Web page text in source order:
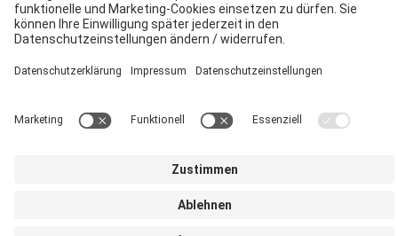
Hosokawa Alpine Solids
Hosokawa Alpine Powders
Hosokawa Alpine Blueserv
AGBsCompliance